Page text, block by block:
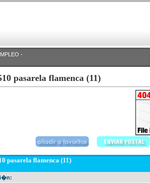
-
pasarela flamenca (11)
pasarela flamenca (11)